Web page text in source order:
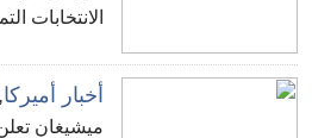
الانتخابات
أخبار أميركا,
ميشيغان